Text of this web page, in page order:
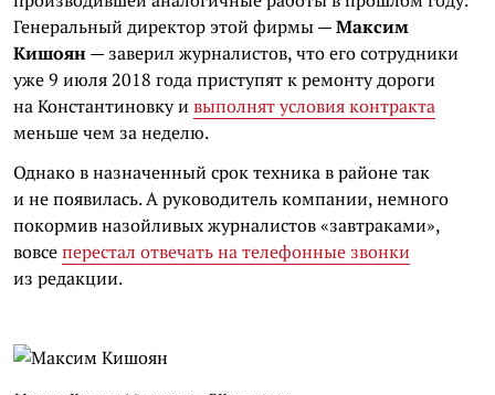
Генеральный директор этой фирмы —Максим
Кишоян— заверил журналистов, что его сотрудники
уже 9 июля 2018 года приступят к ремонту дороги
на Константиновку и выполнят условия контракта
меньше чем за неделю.
Однако в назначенный срок техника в районе так
и не появилась. А руководитель компании, немного
покормив назойливых журналистов «завтраками»,
вовсеперестал отвечать на телефонные звонки
из редакции.